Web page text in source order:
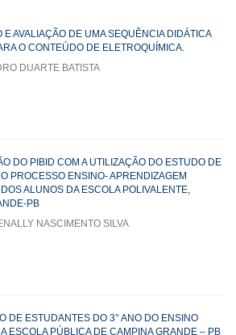
E AVALIAÇÃO DE UMA SEQUÊNCIA DIDÁTICA
O CONTEÚDO DE ELETROQUÍMICA.
DUARTE BATISTA
DO PIBID COM A UTILIZAÇÃO DO ESTUDO DE
PROCESSO ENSINO- APRENDIZAGEM
ALUNOS DA ESCOLA POLIVALENTE,
PB
NASCIMENTO SILVA
DE ESTUDANTES DO 3° ANO DO ENSINO
ESCOLA PÚBLICA DE CAMPINA GRANDE – PB